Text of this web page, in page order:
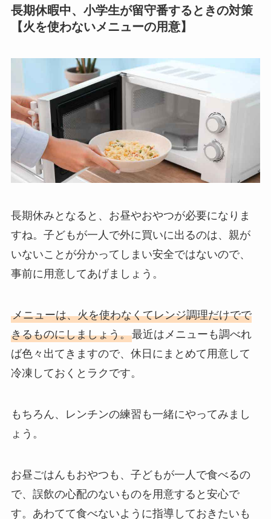
長期休暇中、小学生が留守番するときの対策
【火を使わないメニューの用意】
長期休みとなると、お昼やおやつが必要になりま
すね。子どもが一人で外に買いに出るのは、親が
いないことが分かってしまい安全ではないので、
事前に用意してあげましょう。
メニューは、火を使わなくてレンジ調理だけでで
きるものにしましょう。最近はメニューも調べれ
ば色々出てきますので、休日にまとめて用意して
冷凍しておくとラクです。
もちろん、レンチンの練習も一緒にやってみまし
ょう。
お昼ごはんもおやつも、子どもが一人で食べるの
で、誤飲の心配のないものを用意すると安心で
す。あわてて食べないように指導しておきたいも